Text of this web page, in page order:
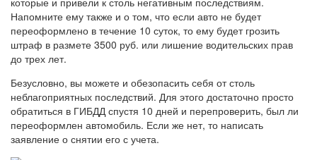
Напомните ему также и о том, что если авто не будет
переоформлено в течение 10 суток, то ему будет грозить
штраф в размете 3500 руб. или лишение водительских прав
до трех лет.
Безусловно, вы можете и обезопасить себя от столь
неблагоприятных последствий. Для этого достаточно просто
обратиться в ГИБДД спустя 10 дней и перепроверить, был ли
переоформлен автомобиль. Если же нет, то написать
заявление о снятии его с учета.